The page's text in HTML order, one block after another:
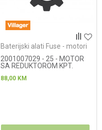
Baterijski alati Fuse - motori
2001007029 - 25 - MOTOR
SA REDUKTOROM KPT.
88,00 KM